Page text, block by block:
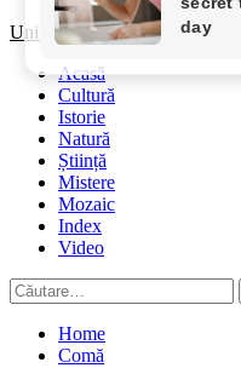
Primary
Universul Cunoașterii
Acasă
Cultură
Istorie
Natură
Știință
Mistere
Mozaic
Index
Video
Caută
după:
Home
Comă